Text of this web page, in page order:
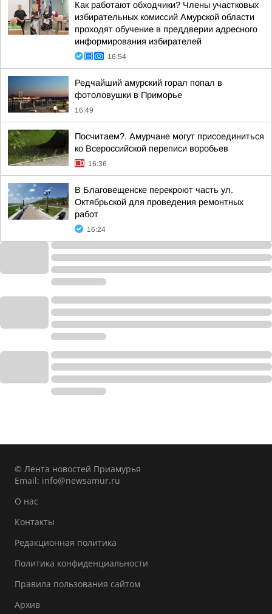
Как работают обходчики? Члены участковых
избирательных комиссий Амурской области
проходят обучение в преддверии адресного
информирования избирателей
16:54
Редчайший амурский горал попал в
фотоловушки в Приморье
16:49
Посчитаем?. Амурчане могут присоединиться
ко Всероссийской переписи воробьев
16:36
В Благовещенске перекроют часть ул.
Октябрьской для проведения ремонтных
работ
16:24
© Лента новостей Приамурья
Email: info@newsamur.ru
О нас
Контакты
Редакционная политика
Политика конфиденциальности
Правила пользования сайтом
Архив